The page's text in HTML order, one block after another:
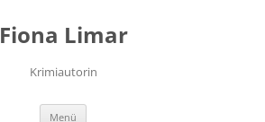
Fiona Limar
Krimiautorin
Menü